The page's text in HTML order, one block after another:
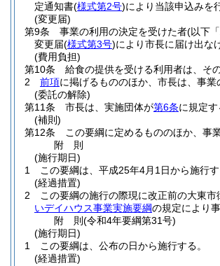
定通知書(様式第2号)により当該申込みを
(変更届)
第9条
事業の利用の決定を受けた者(以下
変更届(様式第3号)により市長に届け出な
(費用負担)
第10条
給食の提供を受ける利用者は、そ
2
前項に掲げるもののほか、市長は、事
(委託の解除)
第11条
市長は、実施団体が第6条に規定
(補則)
第12条
この要綱に定めるもののほか、事
附 則
(施行期日)
1
この要綱は、平成25年4月1日から施行す
(経過措置)
2
この要綱の施行の際現に改正前の大東
いデイハウス事業実施要綱の規定により
附 則(令和4年要綱第31号)
(施行期日)
1
この要綱は、公布の日から施行する。
(経過措置)